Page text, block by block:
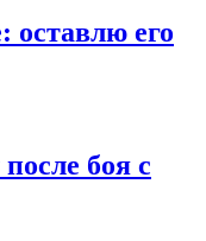
его
боя с